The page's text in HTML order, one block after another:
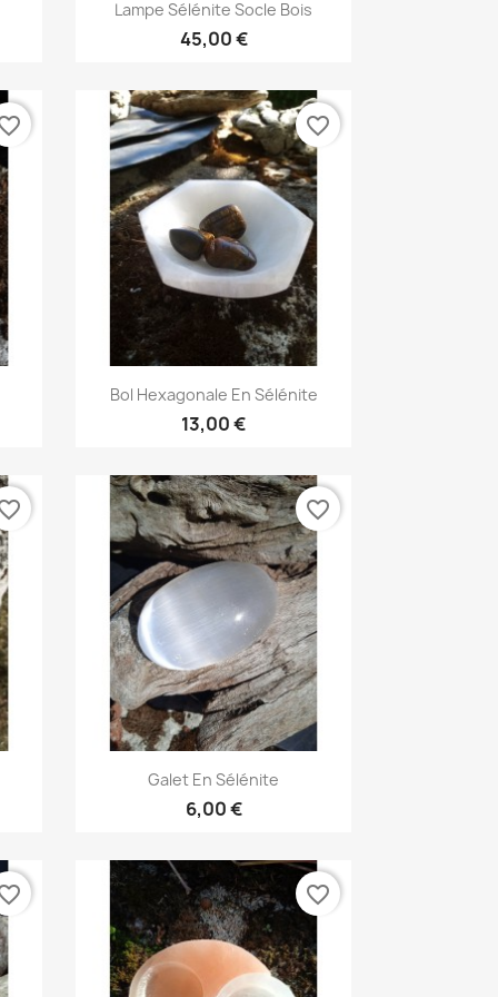

Lampe Sélénite Socle Bois
45,00 €
Aperçu rapide
Bol Hexagonale En Sélénite
13,00 €
favorite_border
Aperçu rapide
Galet En Sélénite
6,00 €
favorite_border
favorite_border